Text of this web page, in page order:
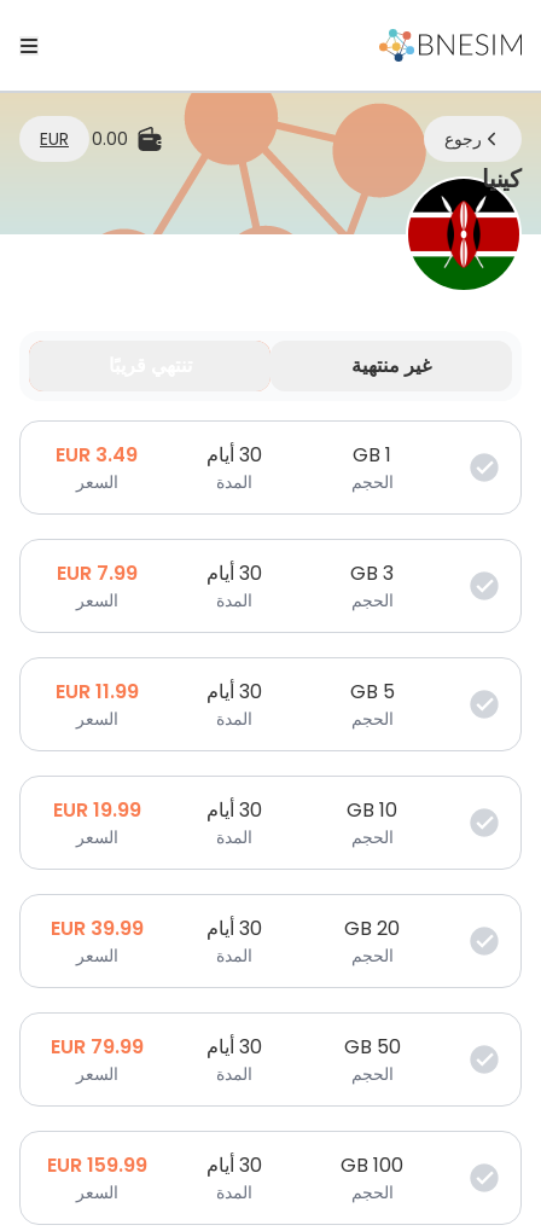
رجوع 0.00
EUR
كينياeSIM | ابقَ متصلاً أينما كنت
غير منتهية
بياناتك صالحة لفترة محدودة.
1
GB
الحجم
30 أيام
المدة
3.49
EUR
السعر
3
GB
الحجم
30 أيام
المدة
7.99
EUR
السعر
5
GB
الحجم
30 أيام
المدة
11.99
EUR
السعر
10
GB
الحجم
30 أيام
المدة
19.99
EUR
السعر
20
GB
الحجم
30 أيام
المدة
39.99
EUR
السعر
50
GB
الحجم
30 أيام
المدة
79.99
EUR
السعر
100
GB
الحجم
30 أيام
المدة
159.99
EUR
السعر